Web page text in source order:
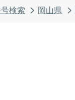
検索 岡山県